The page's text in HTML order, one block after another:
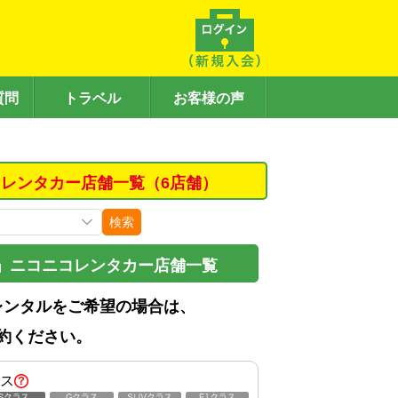
問 トラベル お客様の声
ンタカー店舗一覧（6店舗）
検索
ニコニコレンタカー店舗一覧
タルをご希望の場合は、
ください。